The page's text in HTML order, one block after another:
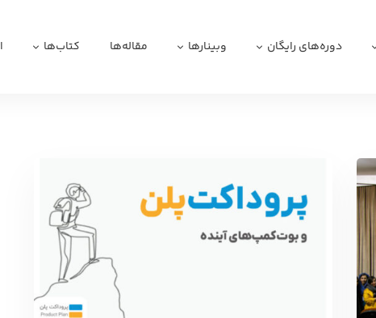
دوره‌های رایگان وبینارها مقاله‌ها کتاب‌ها